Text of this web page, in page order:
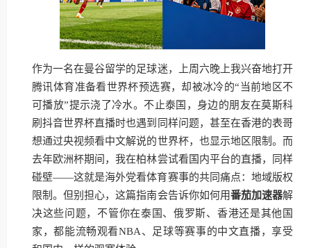
作为一名在曼谷留学的足球迷，上周六晚上我兴奋地打开
腾讯体育准备看世界杯预选赛，却被冰冷的“当前地区不
可播放”提示浇了冷水。不止泰国，身边的朋友在莫斯科
刷抖音世界杯直播时也遇到同样问题，甚至在香港的表哥
想通过央视频看中文解说的世界杯，也显示地区限制。而
去年欧洲杯期间，我在柏林尝试看国内平台的直播，同样
碰壁——这就是海外党看体育赛事的共同痛点：地域版权
限制。但别担心，这篇指南会告诉你如何用番茄加速器解
决这些问题，不管你在泰国、俄罗斯、香港还是其他国
家，都能流畅观看NBA、足球等赛事的中文直播，享受